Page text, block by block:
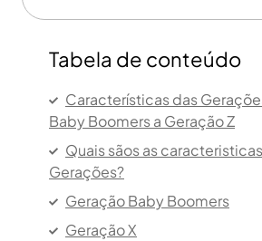
Tabela de conteúdo
Características das
Baby Boomers a Geração Z
Quais sãos as
Gerações?
Geração Baby Boomers
Geração X